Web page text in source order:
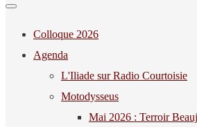
Colloque 2026
Agenda
L'Iliade sur Radio Courtoisie
Motodysseus
Mai 2026 : Terroir